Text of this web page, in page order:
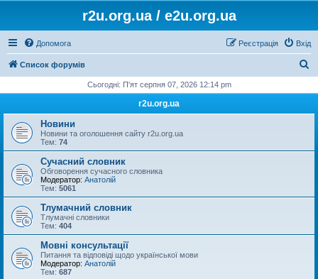
r2u.org.ua / e2u.org.ua
Допомога Вхід
Реєстрація
Список форумів
у
Сьогодні: П'ят серпня 07, 2026 12:14 pm
r2u.org.ua
Новини
Новини та оголошення сайту r2u.org.ua
Тем: 74
Сучасний словник
Обговорення сучасного словника
Модератор: Анатолій
Тем: 5061
Тлумачний словник
Тлумачні словники
Тем: 404
Мовні консультації
Питання та відповіді щодо української мови
Модератор: Анатолій
Тем: 687